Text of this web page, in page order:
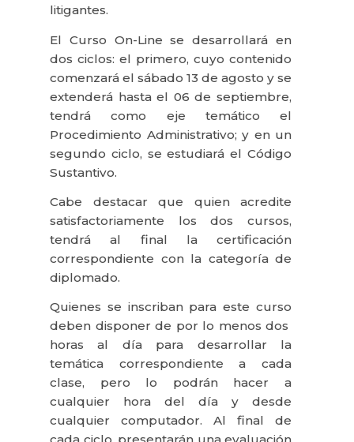
litigantes.
El Curso On-Line se desarrollará en
dos ciclos: el primero, cuyo contenido
comenzará el sábado 13 de agosto y se
extenderá hasta el 06 de septiembre,
tendrá como eje temático el
Procedimiento Administrativo; y en un
segundo ciclo, se estudiará el Código
Sustantivo.
Cabe destacar que quien acredite
satisfactoriamente los dos cursos,
tendrá al final la certificación
correspondiente con la categoría de
diplomado.
Quienes se inscriban para este curso
deben disponer de por lo menos dos
horas al día para desarrollar la
temática correspondiente a cada
clase, pero lo podrán hacer a
cualquier hora del día y desde
cualquier computador. Al final de